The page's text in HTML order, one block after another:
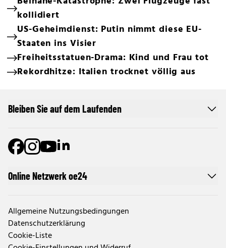
kollidiert
US-Geheimdienst: Putin nimmt diese EU-
Staaten ins Visier
Freiheitsstatuen-Drama: Kind und Frau tot
Rekordhitze: Italien trocknet völlig aus
Online Netzwerk oe24
Allgemeine Nutzungsbedingungen
Datenschutzerklärung
Cookie-Liste
Bleiben Sie auf dem Laufenden